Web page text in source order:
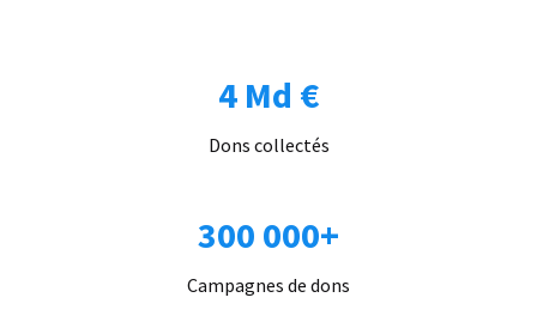
4 Md €
Dons collectés
300 000+
Campagnes de dons